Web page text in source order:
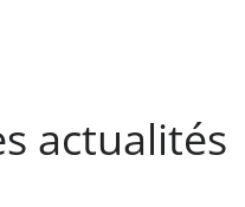
actualités